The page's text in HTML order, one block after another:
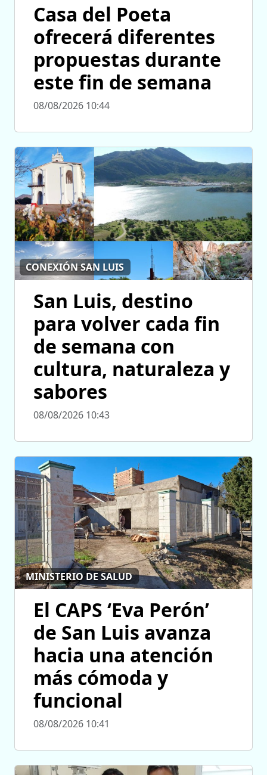
Casa del Poeta
ofrecerá diferentes
propuestas durante
este fin de semana
08/08/2026 10:44
CONEXIÓN SAN LUIS
San Luis, destino
para volver cada fin
de semana con
cultura, naturaleza y
sabores
08/08/2026 10:43
MINISTERIO DE SALUD
El CAPS ‘Eva Perón’
de San Luis avanza
hacia una atención
más cómoda y
funcional
08/08/2026 10:41